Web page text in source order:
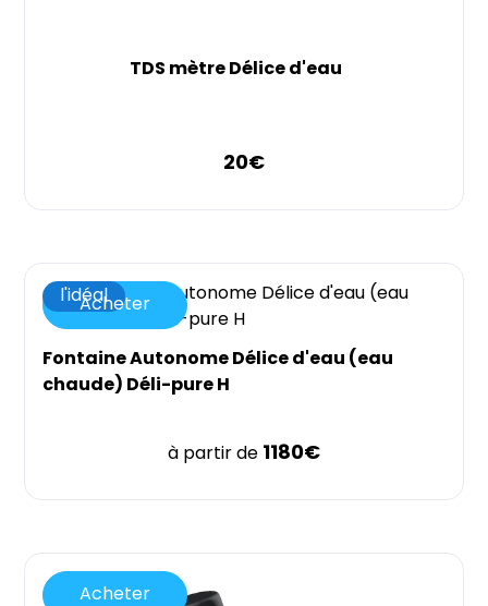
TDS mètre Délice d'eau
20€
Fontaine Autonome Délice d'eau (eau
chaude) Déli-pure H
à partir de 1180€
Acheter
l'idéal
Acheter